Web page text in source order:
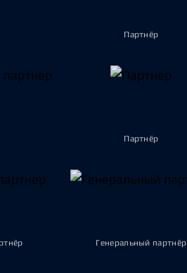
Партнёр
Партнёр
Генеральный партнёр